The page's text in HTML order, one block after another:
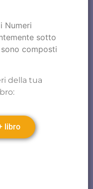
Numeri
sotto
composti
della tua
libro